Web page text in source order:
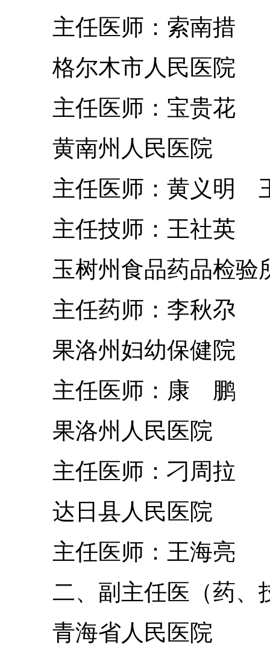
主任医师：索南措
格尔木市人民医院
主任医师：宝贵花
黄南州人民医院
主任医师：黄义明
主任技师：王社英
玉树州食品药品检验
主任药师：李秋尕
果洛州妇幼保健院
主任医师：康 鹏
果洛州人民医院
主任医师：刁周拉
达日县人民医院
主任医师：王海亮
二、副主任医（药、
青海省人民医院